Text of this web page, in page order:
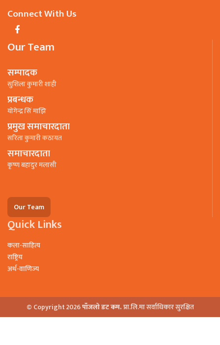
Connect With Us
Our Team
सम्पादक
सुशिला कुमारी शाही
प्रबन्धक
याेगेन्द्र सिं माझि
प्रमुख समाचारदाता
सरिता कुमारी कठायत
समाचारदाता
कृष्ण बहादुर मलासी
Our Team
Quick Links
कला-साहित्य
राष्ट्रिय
अर्थ-वाणिज्य
© Copyright 2026पाँजलो डट कम.प्रा.लि.मा सर्वाधिकार सुरक्षित